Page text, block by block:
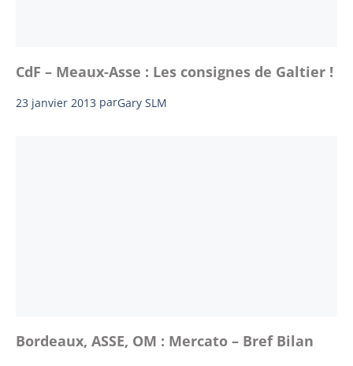
CdF – Meaux-Asse : Les consignes de Galtier !
23 janvier 2013 parGary SLM
Bordeaux, ASSE, OM : Mercato – Bref Bilan